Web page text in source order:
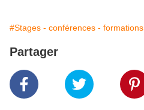
#Stages - conférences - formations
Partager